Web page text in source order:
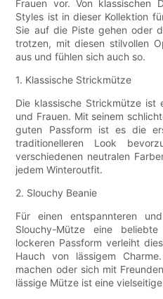
Frauen vor. Von klassischen
Styles ist in dieser Kollektion
Sie auf die Piste gehen oder
trotzen, mit diesen stilvollen
aus und fühlen sich auch so.
1. Klassische Strickmütze
Die klassische Strickmütze ist
und Frauen. Mit seinem
guten Passform ist es die
traditionelleren Look
verschiedenen neutralen
jedem Winteroutfit.
2. Slouchy Beanie
Für einen entspannteren
Slouchy-Mütze eine
lockeren Passform verleiht
Hauch von lässigem
machen oder sich mit
lässige Mütze ist eine